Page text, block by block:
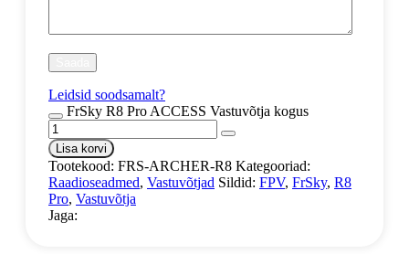
Leidsid soodsamalt?
FrSky R8 Pro ACCESS Vastuvõtja kogus
Lisa korvi
Tootekood: FRS-ARCHER-R8 Kategooriad:
Raadioseadmed, Vastuvõtjad Sildid: FPV, FrSky, R8
Pro, Vastuvõtja
Jaga: